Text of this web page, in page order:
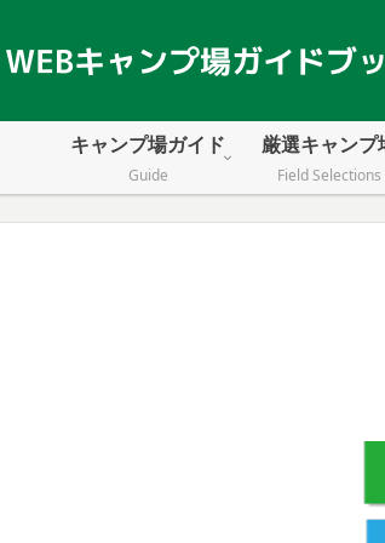
キャンプ場ガイド
Guide
厳選キャンプ
Field Selections